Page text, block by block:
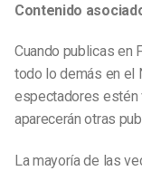
Contenido
Cuando publicas en
todo lo demás en el
espectadores estén
aparecerán otras
La mayoría de las